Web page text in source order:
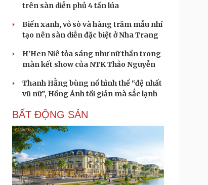
trên sàn diễn phủ 4 tấn lúa
Biển xanh, vỏ sò và hàng trăm mẫu nhí
tạo nên sàn diễn đặc biệt ở Nha Trang
H'Hen Niê tỏa sáng như nữ thần trong
màn kết show của NTK Thảo Nguyễn
Thanh Hằng bùng nổ hình thể “đệ nhất
vũ nữ”, Hồng Ánh tối giản mà sắc lạnh
BẤT ĐỘNG SẢN